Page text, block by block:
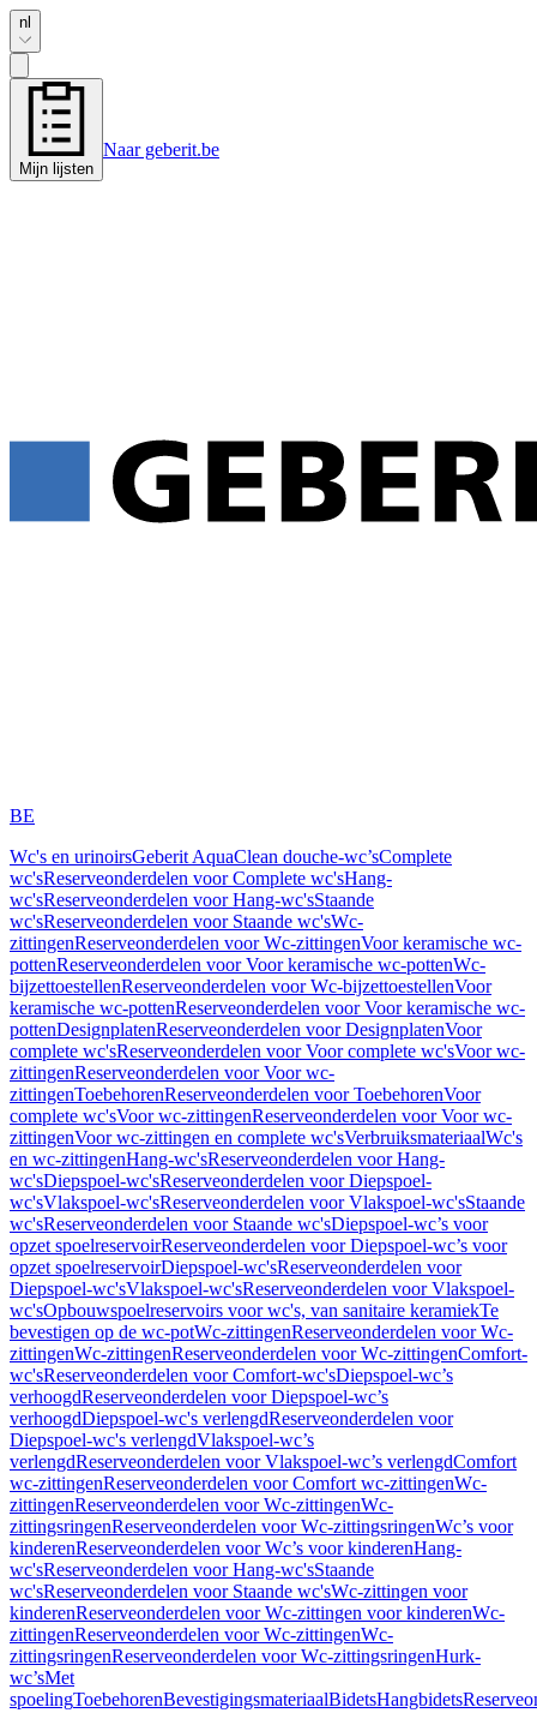
nl
Mijn lijsten
Naar geberit.be
BE
Wc's en urinoirsGeberit AquaClean douche-wc’sComplete
wc'sReserveonderdelen voor Complete wc'sHang-
wc'sReserveonderdelen voor Hang-wc'sStaande
wc'sReserveonderdelen voor Staande wc'sWc-
zittingenReserveonderdelen voor Wc-zittingenVoor keramische wc-
pottenReserveonderdelen voor Voor keramische wc-pottenWc-
bijzettoestellenReserveonderdelen voor Wc-bijzettoestellenVoor
keramische wc-pottenReserveonderdelen voor Voor keramische wc-
pottenDesignplatenReserveonderdelen voor DesignplatenVoor
complete wc'sReserveonderdelen voor Voor complete wc'sVoor wc-
zittingenReserveonderdelen voor Voor wc-
zittingenToebehorenReserveonderdelen voor ToebehorenVoor
complete wc'sVoor wc-zittingenReserveonderdelen voor Voor wc-
zittingenVoor wc-zittingen en complete wc'sVerbruiksmateriaalWc's
en wc-zittingenHang-wc'sReserveonderdelen voor Hang-
wc'sDiepspoel-wc'sReserveonderdelen voor Diepspoel-
wc'sVlakspoel-wc'sReserveonderdelen voor Vlakspoel-wc'sStaande
wc'sReserveonderdelen voor Staande wc'sDiepspoel-wc’s voor
opzet spoelreservoirReserveonderdelen voor Diepspoel-wc’s voor
opzet spoelreservoirDiepspoel-wc'sReserveonderdelen voor
Diepspoel-wc'sVlakspoel-wc'sReserveonderdelen voor Vlakspoel-
wc'sOpbouwspoelreservoirs voor wc's, van sanitaire keramiekTe
bevestigen op de wc-potWc-zittingenReserveonderdelen voor Wc-
zittingenWc-zittingenReserveonderdelen voor Wc-zittingenComfort-
wc'sReserveonderdelen voor Comfort-wc'sDiepspoel-wc’s
verhoogdReserveonderdelen voor Diepspoel-wc’s
verhoogdDiepspoel-wc's verlengdReserveonderdelen voor
Diepspoel-wc's verlengdVlakspoel-wc’s
verlengdReserveonderdelen voor Vlakspoel-wc’s verlengdComfort
wc-zittingenReserveonderdelen voor Comfort wc-zittingenWc-
zittingenReserveonderdelen voor Wc-zittingenWc-
zittingsringenReserveonderdelen voor Wc-zittingsringenWc’s voor
kinderenReserveonderdelen voor Wc’s voor kinderenHang-
wc'sReserveonderdelen voor Hang-wc'sStaande
wc'sReserveonderdelen voor Staande wc'sWc-zittingen voor
kinderenReserveonderdelen voor Wc-zittingen voor kinderenWc-
zittingenReserveonderdelen voor Wc-zittingenWc-
zittingsringenReserveonderdelen voor Wc-zittingsringenHurk-
wc’sMet
spoelingToebehorenBevestigingsmateriaalBidetsHangbidets